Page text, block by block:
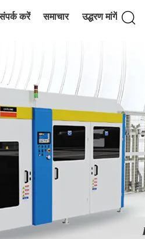
करें समाचार उद्धरण मांगें